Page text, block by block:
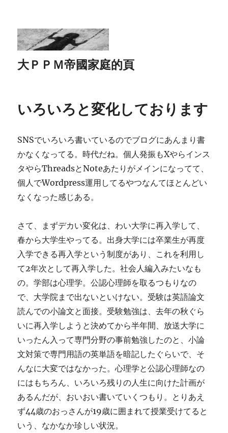
大ＰＰＭ帝國家庭的頁
いろいろと変化しております
SNSでいろいろ書いているのでブログにあんまり書
かなくなってる。時代だね。個人発振もXやらインス
タやらThreadsとNoteあたりがメインになってて、
個人でWordpress運用してるやつなんてほとんどい
なくなった感じある。
さて、まずデカい変化は、わい大学に再入学して、
春から大学生やってる。出身大学には卒業生が再度
入学できる再入学という制度があり、これを利用し
て2年次として再入学した。社会人編入みたいなも
の。学部は心理学。公認心理師を取るつもりなの
で、大学院まで出ないといけない。受験は英語論文
読んでの小論文と面接。受験勉強は、去年の秋ぐら
いに再入学しようと決めてから半年間、放送大学に
いったん入って専門分野の事前勉強したのと、小論
文対策で専門用語の英単語を暗記したぐらいで、そ
んなに大変ではなかった。心理学と公認心理師なの
にはもちろん、いろいろ残りの人生に向けた計画が
あるんだが、おいおい書いていくつもり。とりあえ
ず44歳のおっさんが19歳に囲まれて授業受けてると
いう、なかなか珍しい状況。